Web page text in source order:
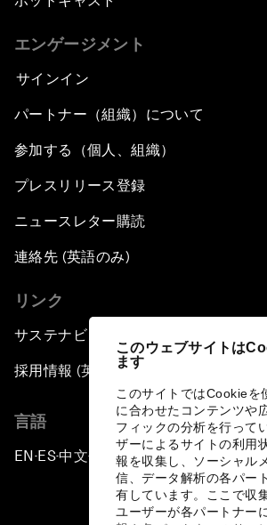
このウェブサイトは
ます
このサイトではCookieを
に合わせたコンテンツや
フィックの分析を行って
ザーによるサイトの利用
報を収集し、ソーシャル
信、データ解析の各パー
有しています。ここで収
ユーザーが各パートナー
エンゲージメント
サインイン
パートナー（組織）について
参加する（個人、組織）
プレスリリース登録
ニュースレター購読
連絡先 (英語のみ)
リンク
サステナビリティへの取り組み
採用情報 (英語のみ)
言語
EN ▪ES▪中文▪ 日本語